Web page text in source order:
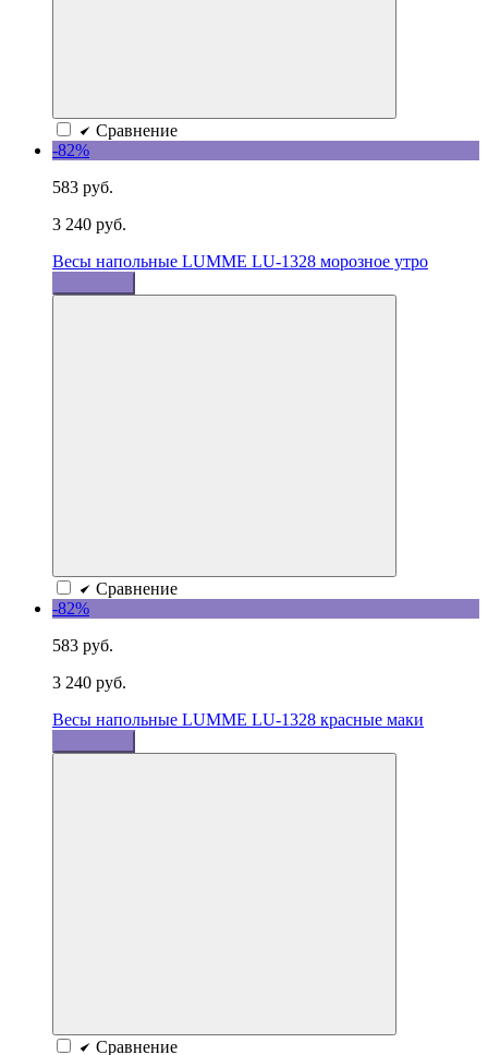
Сравнение
-82%
583 руб.
3 240 руб.
Весы напольные LUMME LU-1328 морозное утро
Сравнение
-82%
583 руб.
3 240 руб.
Весы напольные LUMME LU-1328 красные маки
Сравнение